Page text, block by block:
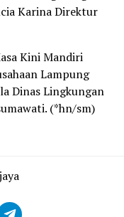
Karina Direktur
Kini Mandiri
Lampung
Dinas Lingkungan
(*hn/sm)